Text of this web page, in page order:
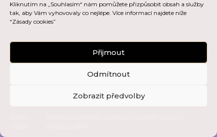
Kliknutím na „Souhlasím“ nám pomůžete přizpůsobit obsah a služby
tak, aby Vám vyhovovaly co nejlépe. Více informací najdete níže
“Zásady cookies”
Přijmout
Odmítnout
Zobrazit předvolby